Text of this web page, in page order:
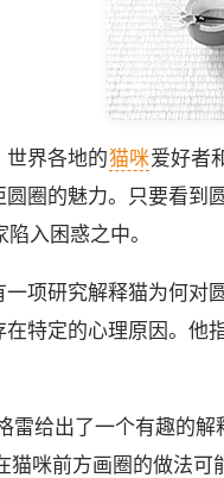
世界各地的猫咪爱好者
圆圈的魅力。只要看到
陷入困惑之中。
研究解释猫为何对圆
特定的心理原因。他
给出了一个有趣的解
猫咪前方画圈的做法